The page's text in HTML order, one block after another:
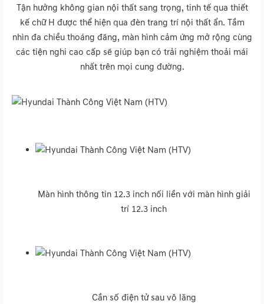
Tận hưởng không gian nội thất sang trọng, tinh tế qua thiết
kế chữ H được thể hiện qua đèn trang trí nội thất ẩn. Tầm
nhìn đa chiều thoáng đãng, màn hình cảm ứng mở rộng cùng
các tiện nghi cao cấp sẽ giúp bạn có trải nghiệm thoải mái
nhất trên mọi cung đường.
Màn hình thông tin 12.3 inch nối liền với màn hình giải
trí 12.3 inch
Cần số điện tử sau vô lăng